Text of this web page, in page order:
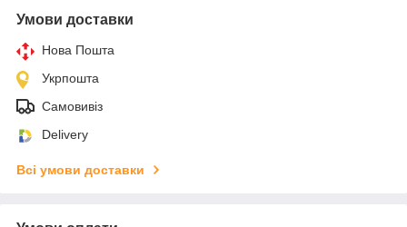
Умови доставки
Нова Пошта
Укрпошта
Самовивіз
Delivery
Всі умови доставки